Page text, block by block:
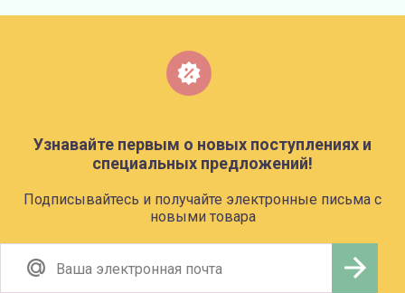
Узнавайте первым о новых поступлениях и
специальных предложений!
Подписывайтесь и получайте электронные письма с
новыми товара